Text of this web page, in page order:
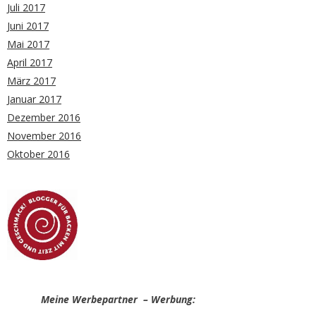
Juli 2017
Juni 2017
Mai 2017
April 2017
März 2017
Januar 2017
Dezember 2016
November 2016
Oktober 2016
Meine Werbepartner – Werbung: